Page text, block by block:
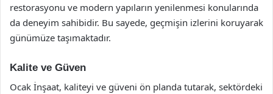
restorasyonu ve modern yapıların yenilenmesi konularında
da deneyim sahibidir. Bu sayede, geçmişin izlerini koruyarak
günümüze taşımaktadır.
Kalite ve Güven
Ocak İnşaat, kaliteyi ve güveni ön planda tutarak, sektördeki